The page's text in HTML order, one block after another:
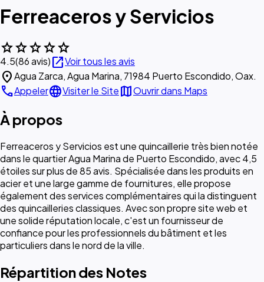
Ferreaceros y Servicios
starstarstarstarstar
4.5(86 avis)open_in_newVoir tous les avis
location_onAgua Zarca, Agua Marina, 71984 Puerto Escondido, Oax.
callAppelerlanguageVisiter le SitemapOuvrir dans Maps
À propos
Ferreaceros y Servicios est une quincaillerie très bien notée
dans le quartier Agua Marina de Puerto Escondido, avec 4,5
étoiles sur plus de 85 avis. Spécialisée dans les produits en
acier et une large gamme de fournitures, elle propose
également des services complémentaires qui la distinguent
des quincailleries classiques. Avec son propre site web et
une solide réputation locale, c'est un fournisseur de
confiance pour les professionnels du bâtiment et les
particuliers dans le nord de la ville.
Répartition des Notes